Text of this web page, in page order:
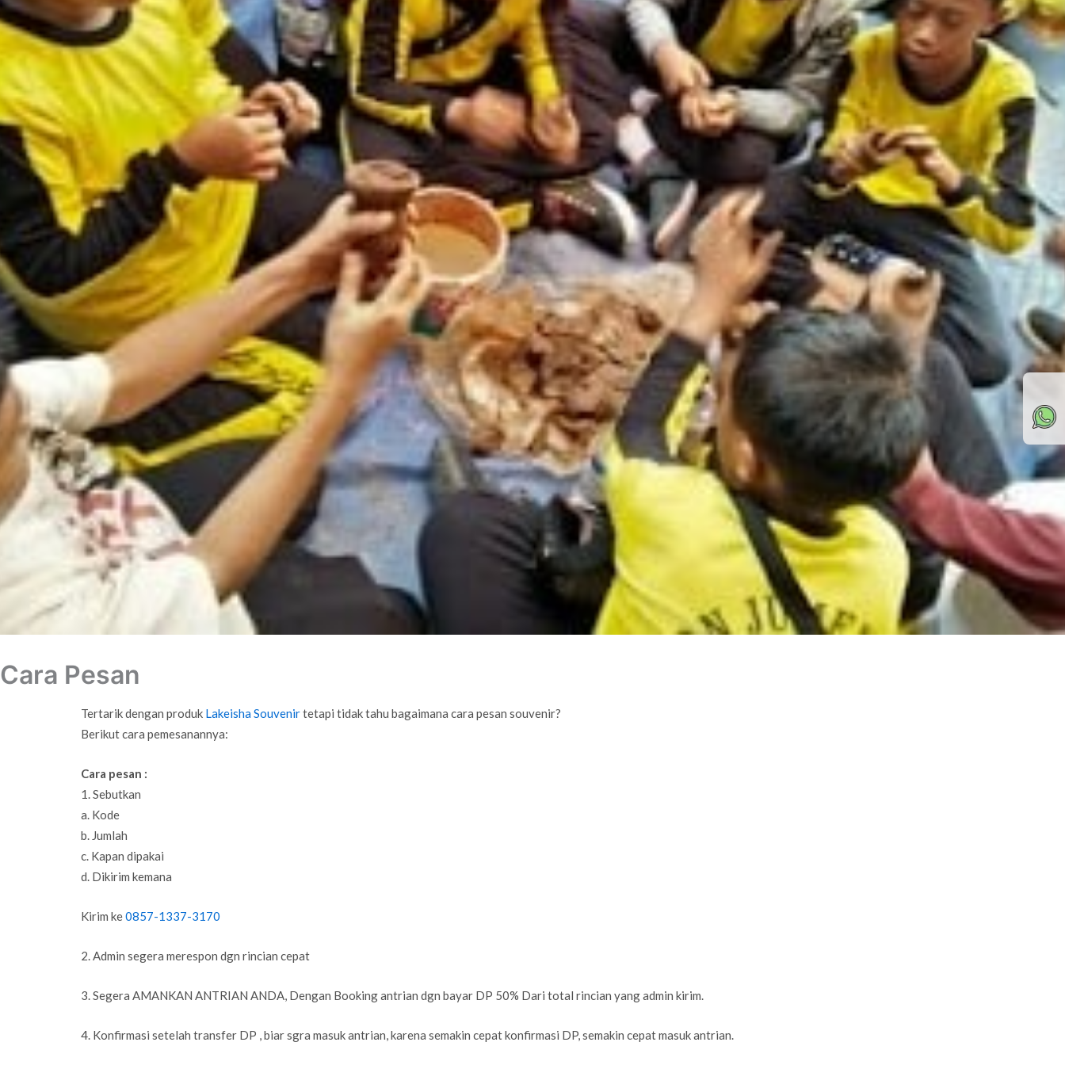
Cara Pesan
Tertarik dengan produk Lakeisha Souvenirtetapi tidak tahu bagaimana cara pesan souvenir?
Berikut cara pemesanannya:
Cara pesan :
1. Sebutkan
a. Kode
b. Jumlah
c. Kapan dipakai
d. Dikirim kemana
Kirim ke0857-1337-3170
2. Admin segera merespon dgn rincian cepat
3. Segera AMANKAN ANTRIAN ANDA, Dengan Booking antrian dgn bayar DP 50% Dari total rincian yang admin kirim.
4. Konfirmasi setelah transfer DP , biar sgra masuk antrian, karena semakin cepat konfirmasi DP, semakin cepat masuk antrian.